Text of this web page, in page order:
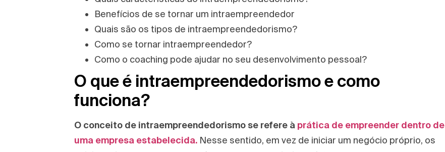
Benefícios de se tornar um intraempreendedor
Quais são os tipos de intraempreendedorismo?
Como se tornar intraempreendedor?
Como o coaching pode ajudar no seu desenvolvimento pessoal?
O que é intraempreendedorismo e como
funciona?
O conceito de intraempreendedorismo se refere à prática de empreender dentro de
uma empresa estabelecida. Nesse sentido, em vez de iniciar um negócio próprio, os